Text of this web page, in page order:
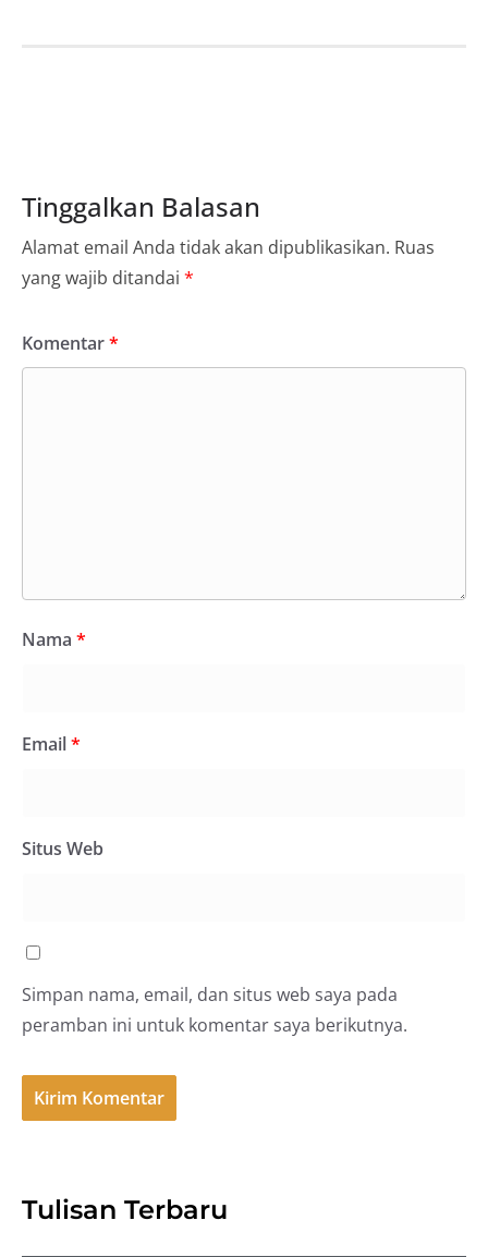
Tinggalkan Balasan
Alamat email Anda tidak akan dipublikasikan. Ruas
yang wajib ditandai *
Komentar*
Nama *
Email*
Situs Web
Simpan nama, email, dan situs web saya pada
peramban ini untuk komentar saya berikutnya.
Tulisan Terbaru